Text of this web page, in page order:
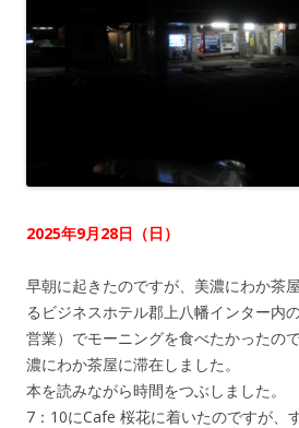
2025年9月28日（日）
早朝に起きたのですが、美濃にわか茶
るビジネスホテル郡上八幡インター内
営業）でモーニングを食べたかったの
濃にわか茶屋に滞在しました。
本を読みながら時間をつぶしました。
7：10にCafe 桜花に着いたのですが、